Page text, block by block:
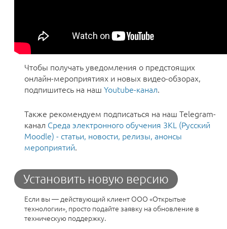
Чтобы получать уведомления о предстоящих
онлайн-мероприятиях и новых видео-обзорах,
подпишитесь на наш Youtube-канал.
Также рекомендуем подписаться на наш Telegram-
канал Среда электронного обучения 3KL (Русский
Moodle) - статьи, новости, релизы, анонсы
мероприятий.
Установить новую версию
Если вы — действующий клиент ООО «Открытые
технологии», просто подайте заявку на обновление в
техническую поддержку.